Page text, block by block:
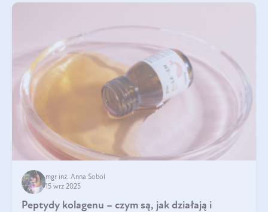
mgr inż. Anna Sobol
15 wrz 2025
Peptydy kolagenu – czym są, jak działają i